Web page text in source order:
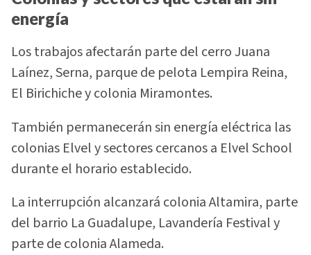
energía
Los trabajos afectarán parte del cerro Juana
Laínez, Serna, parque de pelota Lempira Reina,
El Birichiche y colonia Miramontes.
También permanecerán sin energía eléctrica las
colonias Elvel y sectores cercanos a Elvel School
durante el horario establecido.
La interrupción alcanzará colonia Altamira, parte
del barrio La Guadalupe, Lavandería Festival y
parte de colonia Alameda.